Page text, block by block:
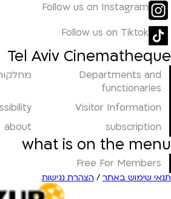
Follow us on Instagram
Follow us on Tiktok
Tel Aviv Cinematheque
Departments and
functionaries
Visitor Information
subscription
about
what is on the menu
Free For Members
תנאי שימוש באתר / הצהרת נגישות